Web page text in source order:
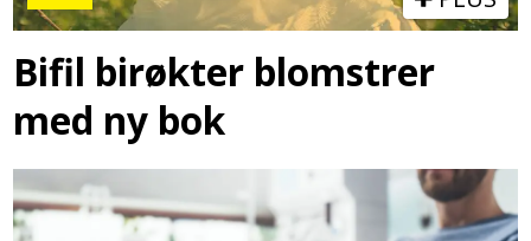
Bifil birøkter blomstrer
med ny bok